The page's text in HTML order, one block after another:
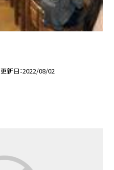
更新日 2022/08/02